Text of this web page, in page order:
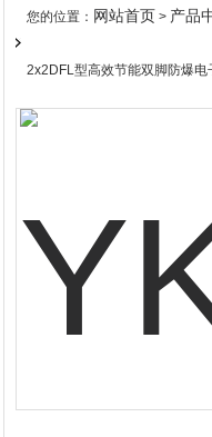
您的位置： 网站首页 > 产品
2x2DFL型高效节能双脚防爆电